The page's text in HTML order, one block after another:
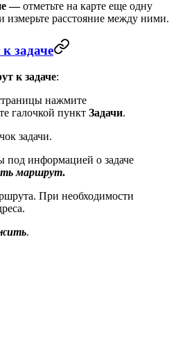
—отметьте на карте еще одну
измерьте расстояние между ними.
задаче
к задаче:
нажмите
галочкой пункт Задачи.
задачи.
под информацией о задаче
маршрут.
При необходимости
.